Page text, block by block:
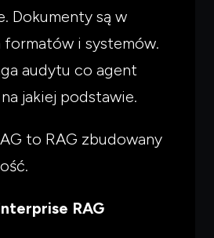
Dokumenty są w
i systemów.
audytu co agent
jakiej podstawie.
to RAG zbudowany
RAG